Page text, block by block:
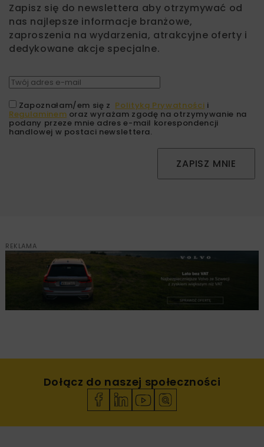
Zapisz się do newslettera aby otrzymywać od
nas najlepsze informacje branżowe,
zaproszenia na wydarzenia, atrakcyjne oferty i
dedykowane akcje specjalne.
Zapoznałam/em się z Polityką Prywatności i
Regulaminem oraz wyrażam zgodę na otrzymywanie na
podany przeze mnie adres e-mail korespondencji
handlowej w postaci newslettera.
ZAPISZ MNIE
REKLAMA
Dołącz do naszej społeczności